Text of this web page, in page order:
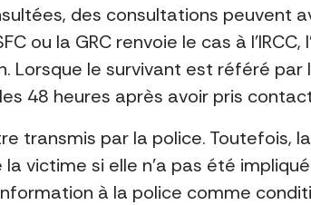
des consultations peuvent
ou la GRC renvoie le cas à
Lorsque le survivant est référé par
48 heures après avoir pris
transmis par la police. Toutefois,
victime si elle n’a pas été
à la police comme